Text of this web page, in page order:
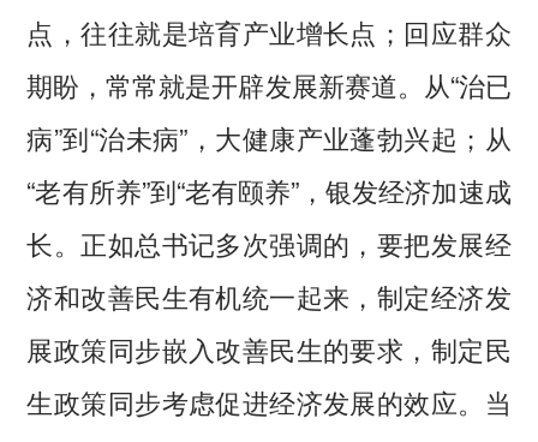
点，往往就是培育产业增长点；回应群众
期盼，常常就是开辟发展新赛道。从“治已
病”到“治未病”，大健康产业蓬勃兴起；从
“老有所养”到“老有颐养”，银发经济加速成
长。正如总书记多次强调的，要把发展经
济和改善民生有机统一起来，制定经济发
展政策同步嵌入改善民生的要求，制定民
生政策同步考虑促进经济发展的效应。当